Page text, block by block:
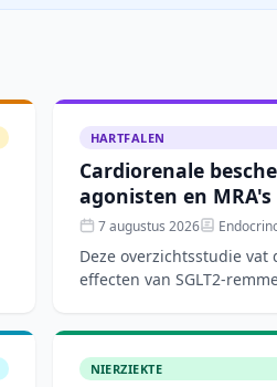
HARTFALEN
Cardiorenale
agonisten en
7 augustus 2026
Deze overzichtsstudie
effecten van SGLT2-
NIERZIEKTE